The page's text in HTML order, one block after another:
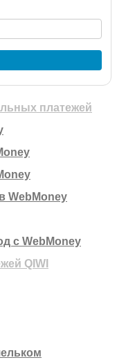
платежей
WebMoney
с WebMoney
QIWI